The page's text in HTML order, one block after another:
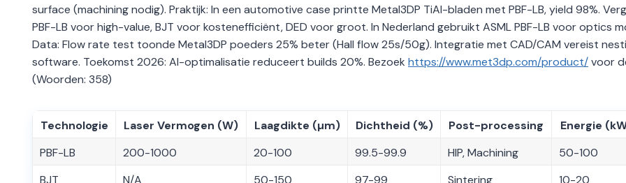
surface (machining nodig). Praktijk: In een automotive case printte Metal3DP TiAl-bladen met PBF-LB, yield 98%.
PBF-LB voor high-value, BJT voor kostenefficiënt, DED voor groot. In Nederland gebruikt ASML PBF-LB voor optics
Data: Flow rate test toonde Metal3DP poeders 25% beter (Hall flow 25s/50g). Integratie met CAD/CAM vereist
software. Toekomst 2026: AI-optimalisatie reduceert builds 20%. Bezoek https://www.met3dp.com/product/voor
(Woorden: 358)
Technologie Laser Vermogen (W) Laagdikte (µm) Dichtheid (%) Post-processing
Energie
PBF-LB
200-1000 20-100 99.5-99.9 HIP, Machining
50-100
BJT
N/A 50-150 97-99 Sintering 10-20